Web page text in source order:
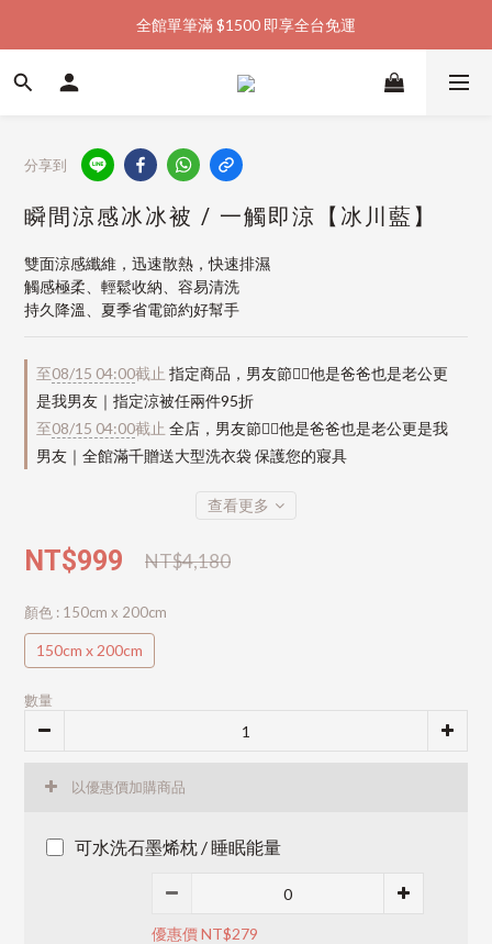
加入會員購物金  馬上領  馬上折
全館單筆滿 $1500 即享全台免運
加入會員購物金  馬上領  馬上折
分享到
瞬間涼感冰冰被 / 一觸即涼【冰川藍】
雙面涼感纖維，迅速散熱，快速排濕
觸感極柔、輕鬆收納、容易清洗
持久降溫、夏季省電節約好幫手
至08/15 04:00截止 指定商品，男友節👱‍♂️他是爸爸也是老公更
是我男友｜指定涼被任兩件95折
至08/15 04:00截止 全店，男友節👱‍♂️他是爸爸也是老公更是我
男友｜全館滿千贈送大型洗衣袋 保護您的寢具
查看更多
NT$999 NT$4,180
顏色 : 150cm x 200cm
150cm x 200cm
數量
以優惠價加購商品
可水洗石墨烯枕 / 睡眠能量
優惠價 NT$279